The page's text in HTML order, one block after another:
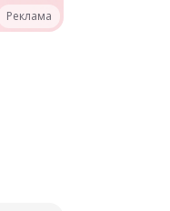
Реклама